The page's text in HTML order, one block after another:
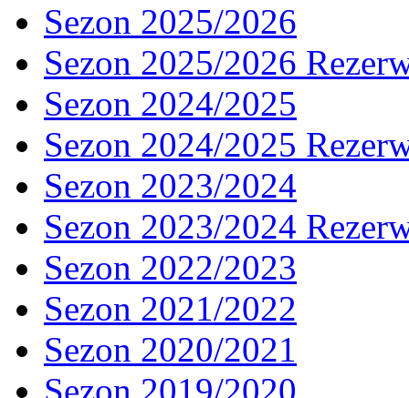
Sezon 2025/2026
Sezon 2025/2026
Sezon 2024/2025
Sezon 2024/2025
Sezon 2023/2024
Sezon 2023/2024
Sezon 2022/2023
Sezon 2021/2022
Sezon 2020/2021